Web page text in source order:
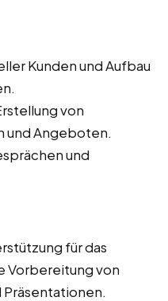
Kunden und Aufbau
von
und Angeboten.
und
für das
Vorbereitung von